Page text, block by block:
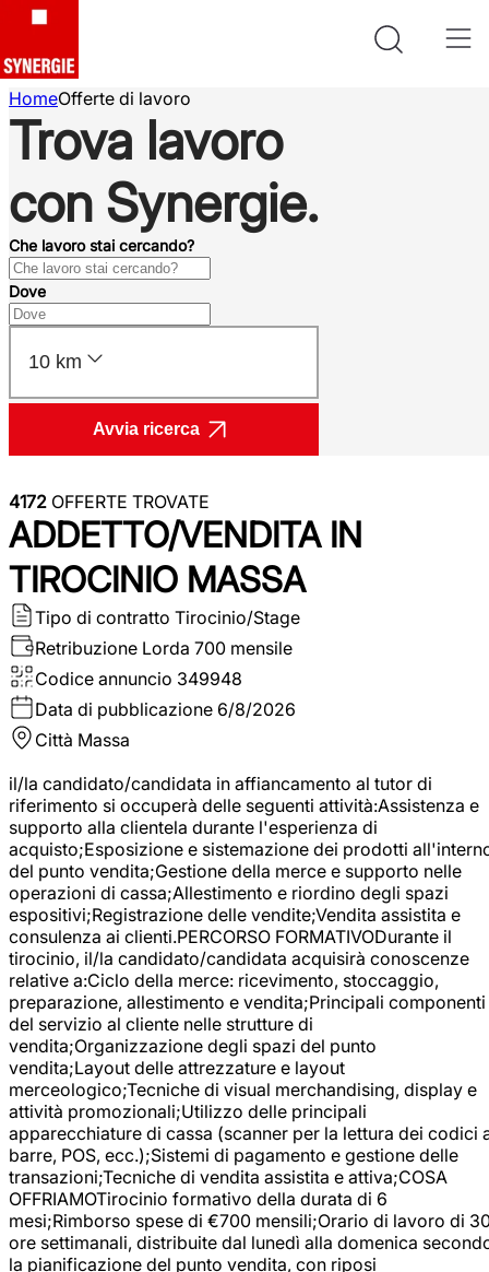
HomeOfferte di lavoro
Trova lavoro
con Synergie.
Che lavoro stai cercando?
Dove
10 km
Avvia ricerca
4172 OFFERTE TROVATE
ADDETTO/VENDITA IN
TIROCINIO MASSA
Tipo di contratto Tirocinio/Stage
Retribuzione Lorda 700 mensile
Codice annuncio 349948
Data di pubblicazione 6/8/2026
Città Massa
il/la candidato/candidata in affiancamento al tutor di
riferimento si occuperà delle seguenti attività:Assistenza e
supporto alla clientela durante l'esperienza di
acquisto;Esposizione e sistemazione dei prodotti
del punto vendita;Gestione della merce e supporto nelle
operazioni di cassa;Allestimento e riordino degli spazi
espositivi;Registrazione delle vendite;Vendita assistita e
consulenza ai clienti.PERCORSO FORMATIVODurante il
tirocinio, il/la candidato/candidata acquisirà conoscenze
relative a:Ciclo della merce: ricevimento, stoccaggio,
preparazione, allestimento e vendita;Principali componenti
del servizio al cliente nelle strutture di
vendita;Organizzazione degli spazi del punto
vendita;Layout delle attrezzature e layout
merceologico;Tecniche di visual merchandising, display e
attività promozionali;Utilizzo delle principali
apparecchiature di cassa (scanner per la lettura dei codici
barre, POS, ecc.);Sistemi di pagamento e gestione delle
transazioni;Tecniche di vendita assistita e attiva;COSA
OFFRIAMOTirocinio formativo della durata di 6
mesi;Rimborso spese di €700 mensili;Orario di lavoro di
ore settimanali, distribuite dal lunedì alla domenica
la pianificazione del punto vendita, con riposi